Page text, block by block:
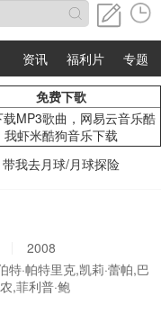
资讯 福利片 专题
免费下歌
MP3歌曲，网易云音乐酷
我虾米酷狗音乐下载
我去月球/月球探险
2008
特·帕特里克,凯莉·蕾帕,巴
,菲利普·鲍